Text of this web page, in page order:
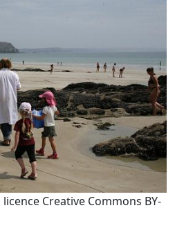
Creative Commons BY-